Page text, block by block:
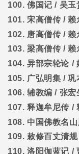
100. 佛国记 / 吴玉
101. 宋高僧传 / 赖
102. 唐高僧传 / 赖
103. 梁高僧传 / 赖
104. 异部宗轮论 /
105. 广弘明集 /巩
106. 辅教编 / 张宏
107. 释迦牟尼传 /
108. 中国佛教名
109. 敕修百丈清规
110. 洛阳伽蓝记 /